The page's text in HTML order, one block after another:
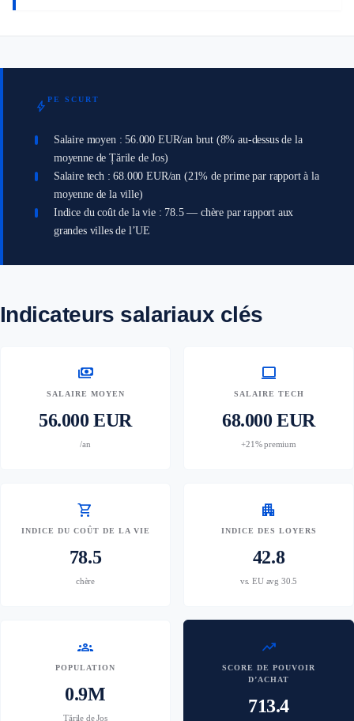
bolt PE SCURT
Salaire moyen : 56.000 EUR/an brut (8% au-dessus de la
moyenne de Țările de Jos)
Salaire tech : 68.000 EUR/an (21% de prime par rapport à la
moyenne de la ville)
Indice du coût de la vie : 78.5 — chère par rapport aux
grandes villes de l’UE
Indicateurs salariaux clés
payments
SALAIRE MOYEN
56.000 EUR
/an
computer
SALAIRE TECH
68.000 EUR
+21% premium
shopping_cart
INDICE DU COÛT DE LA VIE
78.5
chère
apartment
INDICE DES LOYERS
42.8
vs. EU avg 30.5
groups
POPULATION
0.9M
Țările de Jos
trending_up
SCORE DE POUVOIR
D’ACHAT
713.4